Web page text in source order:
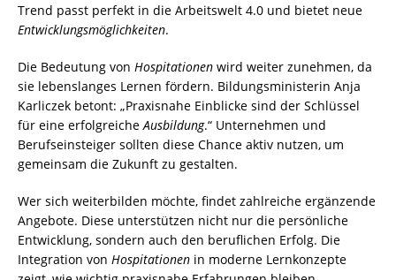
Trend passt perfekt in die Arbeitswelt 4.0 und bietet neue
Entwicklungsmöglichkeiten.
Die Bedeutung von Hospitationen wird weiter zunehmen, da
sie lebenslanges Lernen fördern. Bildungsministerin Anja
Karliczek betont: „Praxisnahe Einblicke sind der Schlüssel
für eine erfolgreiche Ausbildung.“ Unternehmen und
Berufseinsteiger sollten diese Chance aktiv nutzen, um
gemeinsam die Zukunft zu gestalten.
Wer sich weiterbilden möchte, findet zahlreiche ergänzende
Angebote. Diese unterstützen nicht nur die persönliche
Entwicklung, sondern auch den beruflichen Erfolg. Die
Integration von Hospitationen in moderne Lernkonzepte